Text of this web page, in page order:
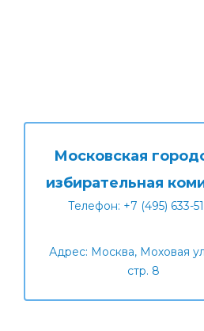
Московская
избирательная
Телефон: +7 (495) 633-
Адрес: Москва, Моховая
стр. 8